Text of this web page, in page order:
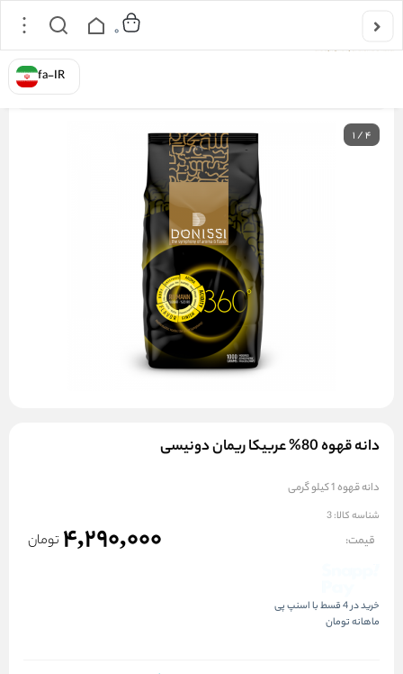
fa-IR
0
1/4
دانه قهوه 80% عربیکا ریمان دونیسی
دانه قهوه 1 کیلو گرمی
شناسه کالا:3
قیمت: 4,290,000 تومان
خرید در 4 قسط با اسنپ پی
ماهانهتومان